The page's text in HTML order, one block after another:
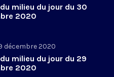
milieu du jour du 30
2020
décembre 2020
milieu du jour du 29
2020